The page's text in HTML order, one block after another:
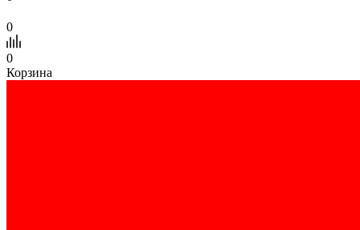
0
0
Корзина